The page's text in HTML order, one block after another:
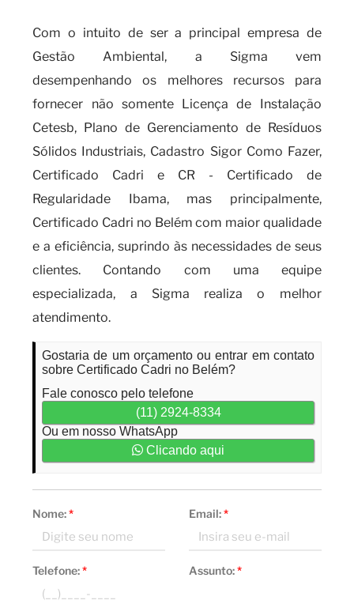
Com o intuito de ser a principal empresa de
Gestão Ambiental, a Sigma vem
desempenhando os melhores recursos para
fornecer não somente Licença de Instalação
Cetesb, Plano de Gerenciamento de Resíduos
Sólidos Industriais, Cadastro Sigor Como Fazer,
Certificado Cadri e CR - Certificado de
Regularidade Ibama, mas principalmente,
Certificado Cadri no Belém com maior qualidade
e a eficiência, suprindo às necessidades de seus
clientes. Contando com uma equipe
especializada, a Sigma realiza o melhor
atendimento.
Gostaria de um orçamento ou entrar em contato
sobre Certificado Cadri no Belém?
Fale conosco pelo telefone
(11) 2924-8334
Ou em nosso WhatsApp
Clicando aqui
Nome:* Email:*
Telefone:* Assunto:*